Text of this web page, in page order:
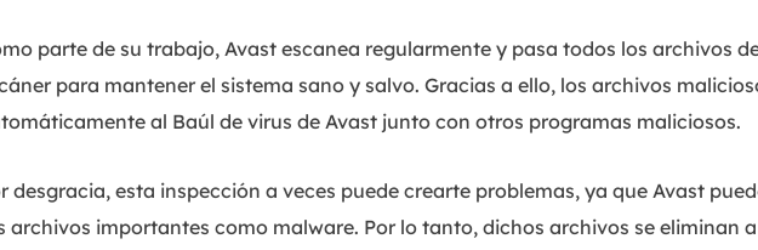
parte de su trabajo, Avast escanea regularmente y pasa todos los archivos
para mantener el sistema sano y salvo. Gracias a ello, los archivos
al Baúl de virus de Avast junto con otros programas maliciosos.
desgracia, esta inspección a veces puede crearte problemas, ya que Avast
archivos importantes como malware. Por lo tanto, dichos archivos se eliminan